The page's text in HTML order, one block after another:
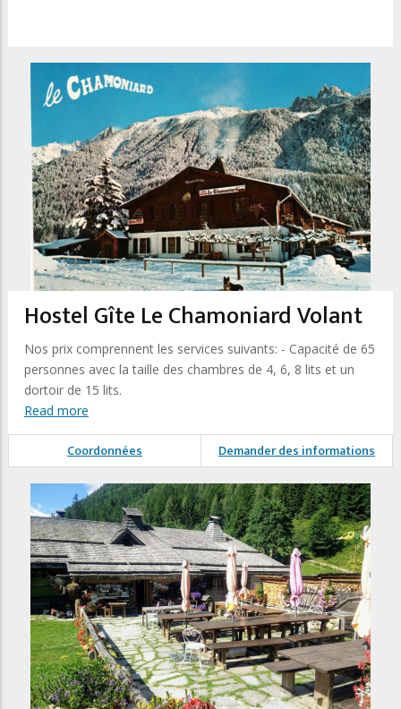
Hostel Gîte Le Chamoniard Volant
Nos prix comprennent les services suivants: - Capacité de 65
personnes avec la taille des chambres de 4, 6, 8 lits et un
dortoir de 15 lits.
Read more
Coordonnées Demander des informations